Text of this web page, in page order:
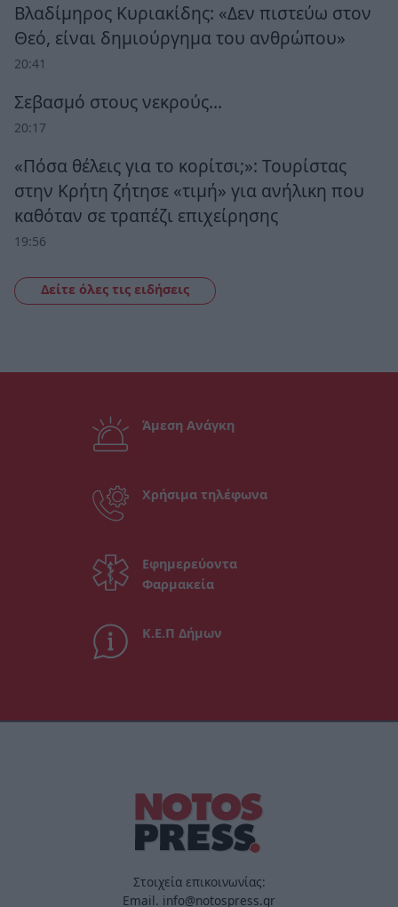
Βλαδίμηρος Κυριακίδης: «Δεν πιστεύω στον
Θεό, είναι δημιούργημα του ανθρώπου»
20:41
Σεβασμό στους νεκρούς…
20:17
«Πόσα θέλεις για το κορίτσι;»: Τουρίστας
στην Κρήτη ζήτησε «τιμή» για ανήλικη που
καθόταν σε τραπέζι επιχείρησης
19:56
Δείτε όλες τις ειδήσεις
Άμεση Ανάγκη
Χρήσιμα τηλέφωνα
Εφημερεύοντα
Φαρμακεία
Κ.Ε.Π Δήμων
Στοιχεία επικοινωνίας:
Email. info@notospress.gr